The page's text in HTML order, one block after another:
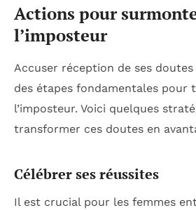
Actions pour
l’imposteur
Accuser réception de ses
des étapes fondamentales pour
l’imposteur. Voici quelques
transformer ces doutes en
Célébrer ses réussites
Il est crucial pour les femmes